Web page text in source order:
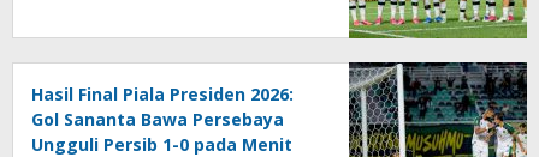
Hasil Final Piala Presiden 2026:
Gol Sananta Bawa Persebaya
Ungguli Persib 1-0 pada Menit